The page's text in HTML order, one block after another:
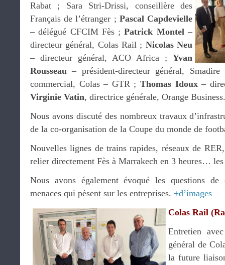
Rabat ; Sara Stri-Drissi, conseillère des
Français de l’étranger ; Pascal Capdevielle
– délégué CFCIM Fès ;Patrick Montel–
directeur général, Colas Rail ; Nicolas Neu
– directeur général, ACO Africa ; Yvan
Rousseau – président-directeur général,
commercial, Colas – GTR ; Thomas Idoux–
Virginie Vatin, directrice générale, Orange Business.
Nous avons discuté des nombreux travaux
de la co-organisation de la Coupe du monde de
Nouvelles lignes de trains rapides, réseaux de
relier directement Fès à Marrakech en 3 heures…
Nous avons également évoqué les questions
menaces qui pèsent sur les entreprises. +d’images
Colas Rail
Entretien
général de
la future